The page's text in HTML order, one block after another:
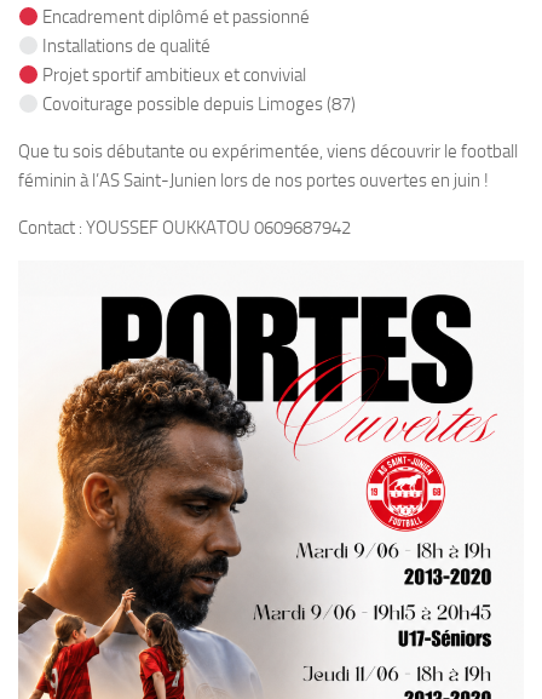
Encadrement diplômé et passionné
Installations de qualité
Projet sportif ambitieux et convivial
Covoiturage possible depuis Limoges (87)
Que tu sois débutante ou expérimentée, viens découvrir le football
féminin à l’AS Saint-Junien lors de nos portes ouvertes en juin !
Contact : YOUSSEF OUKKATOU 0609687942